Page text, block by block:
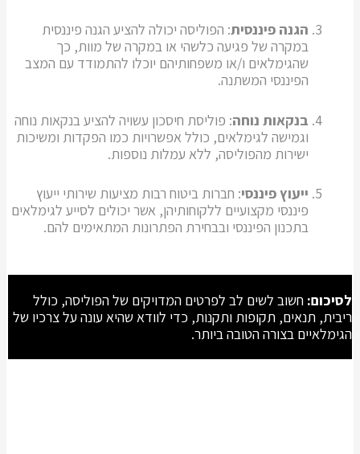
הגנה פיננסית: הפוליסה יכולה להציע הגנה פיננסית
במקרה של פגיעה כלשהי או במקרה של מוות, כך
שהגימלאים ו/או משפחותיהם יוכלו להתמודד עם המצב
הפיננסי המשתנה.
בנקאות נוחה: פוליסת חיסכון עשויה להציע בנקאות נוחה
וגמישה לגימלאים, כולל אפשרויות כמו הפקדות ומשיכות
ישירות מהפוליסה, ללא עמלות נוספות.
ייעוץ פיננסי: חברות ביטוח רבות מציעות שירותי ייעוץ
פיננסי מקצועיים ללקוחותיהן, אשר יכולים לסייע לגימלאים
בתכנון הפיננסי ובבחירת הפתרונות המתאימים להם.
לסיכום: חשוב לשים לב לפרטים המדויקים של הפוליסה, כולל
ריבית, תנאים, תקופות ותקנות, כדי לוודא שהיא עונה על צרכיו של
הגימלאיים בצורה הטובה ביותר.